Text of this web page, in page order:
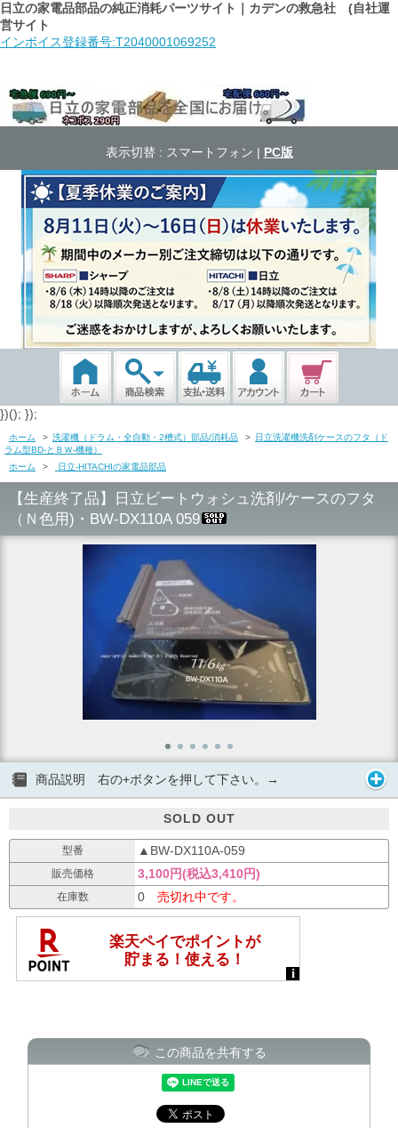
日立の家電品部品の純正消耗パーツサイト｜カデンの救急社 (自社運
営サイト
インボイス登録番号:T2040001069252
表示切替 : スマートフォン | PC版
})(); });
ホーム > 洗濯機（ドラム・全自動・2槽式）部品/消耗品 > 日立洗濯機洗剤ケースのフタ（ド
ラム型BD-とＢＷ-機種）
ホーム
> 日立-HITACHIの家電品部品
【生産終了品】日立ビートウォシュ洗剤/ケースのフタ
（Ｎ色用)・BW-DX110A 059
商品説明 右の+ボタンを押して下さい。→
SOLD OUT
型番 ▲BW-DX110A-059
販売価格 3,100円(税込3,410円)
在庫数 0 売切れ中です。
この商品を共有する